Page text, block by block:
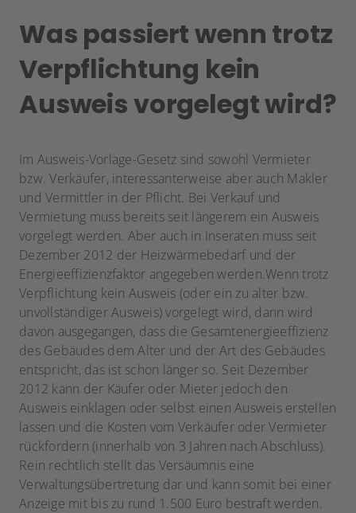
Was passiert wenn trotz
Verpflichtung kein
Ausweis vorgelegt wird?
Im Ausweis-Vorlage-Gesetz sind sowohl Vermieter
bzw. Verkäufer, interessanterweise aber auch Makler
und Vermittler in der Pflicht. Bei Verkauf und
Vermietung muss bereits seit längerem ein Ausweis
vorgelegt werden. Aber auch in Inseraten muss seit
Dezember 2012 der Heizwärmebedarf und der
Energieeffizienzfaktor angegeben werden.Wenn trotz
Verpflichtung kein Ausweis (oder ein zu alter bzw.
unvollständiger Ausweis) vorgelegt wird, dann wird
davon ausgegangen, dass die Gesamtenergieeffizienz
des Gebäudes dem Alter und der Art des Gebäudes
entspricht, das ist schon länger so. Seit Dezember
2012 kann der Käufer oder Mieter jedoch den
Ausweis einklagen oder selbst einen Ausweis erstellen
lassen und die Kosten vom Verkäufer oder Vermieter
rückfordern (innerhalb von 3 Jahren nach Abschluss).
Rein rechtlich stellt das Versäumnis eine
Verwaltungsübertretung dar und kann somit bei einer
Anzeige mit bis zu rund 1.500 Euro bestraft werden.